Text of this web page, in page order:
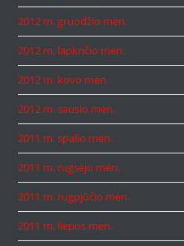
2012 m. gruodžio mėn.
2012 m. lapkričio mėn.
2012 m. kovo mėn.
2012 m. sausio mėn.
2011 m. spalio mėn.
2011 m. rugsėjo mėn.
2011 m. rugpjūčio mėn.
2011 m. liepos mėn.